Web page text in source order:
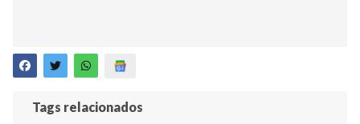
Tags relacionados